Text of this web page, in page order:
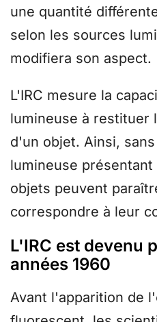
une quantité
selon les sources
modifiera son aspect.
L'IRC mesure la
lumineuse à restituer
d'un objet. Ainsi,
lumineuse
objets peuvent
correspondre à leur
L'IRC est devenu
années 1960
Avant l'apparition de